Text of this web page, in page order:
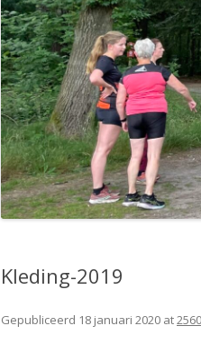
Kleding-2019
Gepubliceerd 18 januari 2020 at